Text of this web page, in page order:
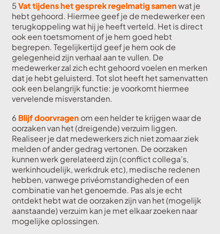
5Vat tijdens het gesprek regelmatig samenwat je
hebt gehoord. Hiermee geef je de medewerker een
terugkoppeling wat hij je heeft verteld. Het is direct
ook een toetsmoment of je hem goed hebt
begrepen. Tegelijkertijd geef je hem ook de
gelegenheid zijn verhaal aan te vullen. De
medewerker zal zich echt gehoord voelen en merken
dat je hebt geluisterd. Tot slot heeft het samenvatten
ook een belangrijk functie: je voorkomt hiermee
vervelende misverstanden.
6 Blijf doorvragen om een helder te krijgen waar de
oorzaken van het (dreigende) verzuim liggen.
Realiseer je dat medewerkers zich niet zomaar ziek
melden of ander gedrag vertonen. De oorzaken
kunnen werk gerelateerd zijn (conflict collega’s,
werkinhoudelijk, werkdruk etc), medische redenen
hebben, vanwege privéomstandigheden of een
combinatie van het genoemde. Pas als je echt
ontdekt hebt wat de oorzaken zijn van het (mogelijk
aanstaande) verzuim kan je met elkaar zoeken naar
mogelijke oplossingen.